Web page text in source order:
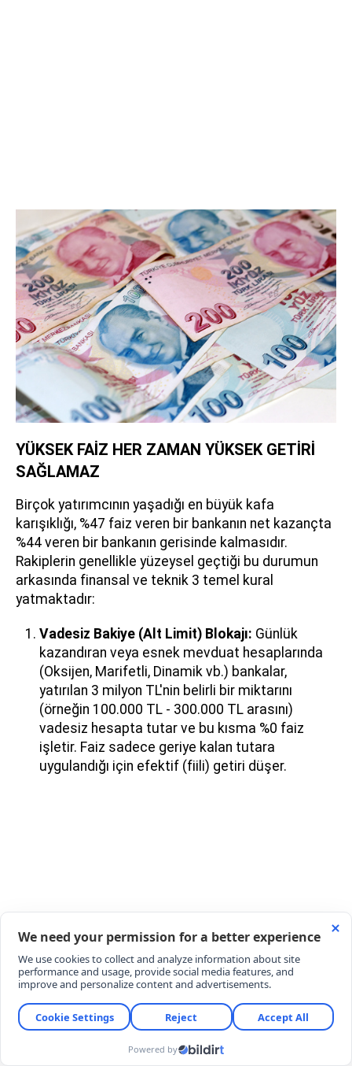
YÜKSEK FAİZ HER ZAMAN YÜKSEK GETİRİ
SAĞLAMAZ
Birçok yatırımcının yaşadığı en büyük kafa
karışıklığı, %47 faiz veren bir bankanın net kazançta
%44 veren bir bankanın gerisinde kalmasıdır.
Rakiplerin genellikle yüzeysel geçtiği bu durumun
arkasında finansal ve teknik 3 temel kural
yatmaktadır:
Vadesiz Bakiye (Alt Limit) Blokajı: Günlük
kazandıran veya esnek mevduat hesaplarında
(Oksijen, Marifetli, Dinamik vb.) bankalar,
yatırılan 3 milyon TL'nin belirli bir miktarını
(örneğin 100.000 TL - 300.000 TL arasını)
vadesiz hesapta tutar ve bu kısma %0 faiz
işletir. Faiz sadece geriye kalan tutara
uygulandığı için efektif (fiili) getiri düşer.